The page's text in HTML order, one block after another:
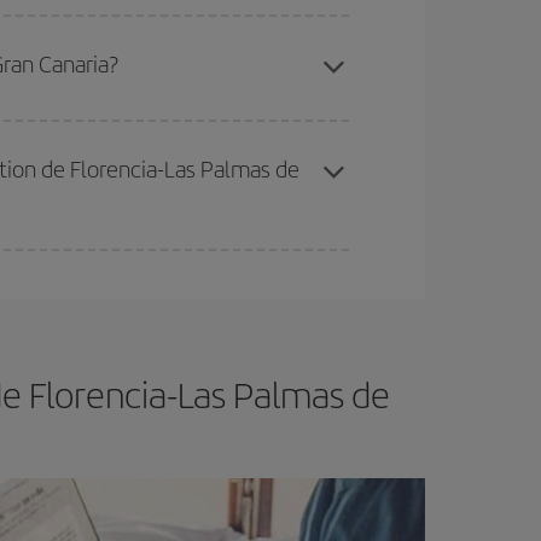
Canaria?
de Florencia-Las Palmas de
Las Palmas de